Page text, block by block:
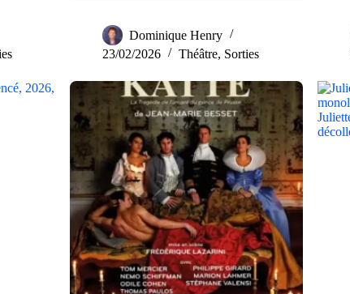
Dominique Henry
23/02/2026
Théâtre, Sorties